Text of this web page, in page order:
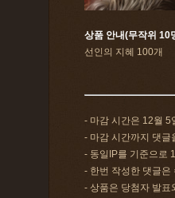
상품 안내(무작위 10
선인의 지혜 100개
- 마감 시간은 12월 5
- 마감 시간까지 댓글
- 동일IP를 기준으로
- 한번 작성한 댓글은
- 상품은 당첨자 발표